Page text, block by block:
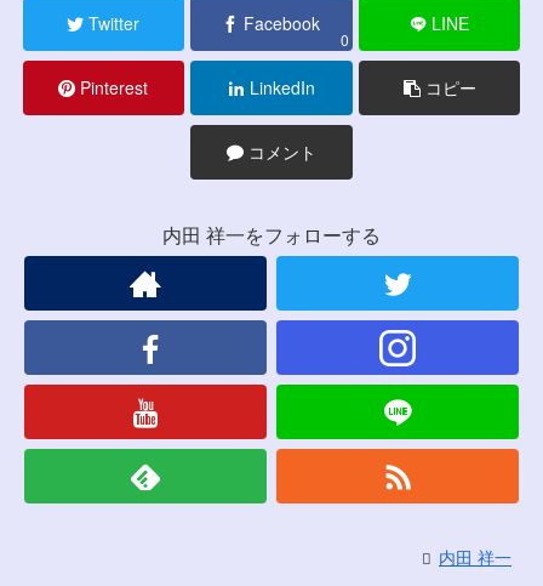
Twitter Facebook
0
LINE
Pinterest LinkedIn コピー
コメント
内田 祥一をフォローする
内田 祥一